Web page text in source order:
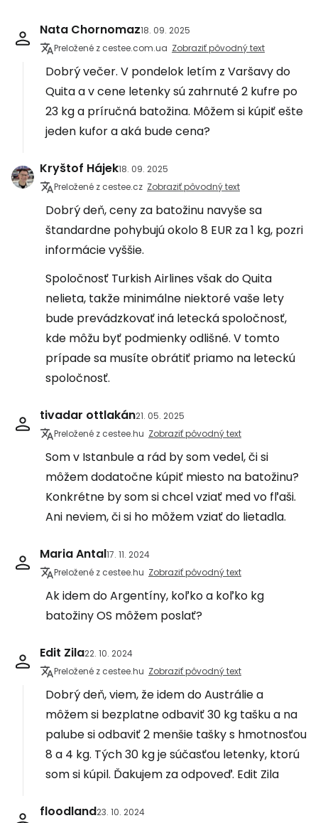
Nata Chornomaz18. 09. 2025
Preložené z cestee.com.ua Zobraziť pôvodný text
Dobrý večer. V pondelok letím z Varšavy do
Quita a v cene letenky sú zahrnuté 2 kufre po
23 kg a príručná batožina. Môžem si kúpiť ešte
jeden kufor a aká bude cena?
Kryštof Hájek18. 09. 2025
Preložené z cestee.cz Zobraziť pôvodný text
Dobrý deň, ceny za batožinu navyše sa
štandardne pohybujú okolo 8 EUR za 1 kg, pozri
informácie vyššie.
Spoločnosť Turkish Airlines však do Quita
nelieta, takže minimálne niektoré vaše lety
bude prevádzkovať iná letecká spoločnosť,
kde môžu byť podmienky odlišné. V tomto
prípade sa musíte obrátiť priamo na leteckú
spoločnosť.
tivadar ottlakán21. 05. 2025
Preložené z cestee.hu Zobraziť pôvodný text
Som v Istanbule a rád by som vedel, či si
môžem dodatočne kúpiť miesto na batožinu?
Konkrétne by som si chcel vziať med vo fľaši.
Ani neviem, či si ho môžem vziať do lietadla.
Maria Antal17. 11. 2024
Preložené z cestee.hu Zobraziť pôvodný text
Ak idem do Argentíny, koľko a koľko kg
batožiny OS môžem poslať?
Edit Zila22. 10. 2024
Preložené z cestee.hu Zobraziť pôvodný text
Dobrý deň, viem, že idem do Austrálie a
môžem si bezplatne odbaviť 30 kg tašku a na
palube si odbaviť 2 menšie tašky s hmotnosťou
8 a 4 kg. Tých 30 kg je súčasťou letenky, ktorú
som si kúpil. Ďakujem za odpoveď. Edit Zila
floodland23. 10. 2024